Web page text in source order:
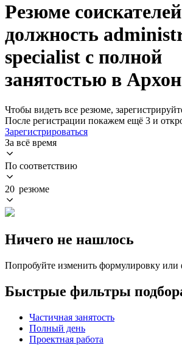
Резюме
должность
specialist с полной
занятостью в
Чтобы видеть все резюме,
После регистрации покажем ещё 3 и
Зарегистрироваться
За всё время
По соответствию
20 резюме
Ничего не нашлось
Попробуйте изменить формулировку или
Быстрые фильтры
Частичная занятость
Полный день
Проектная работа